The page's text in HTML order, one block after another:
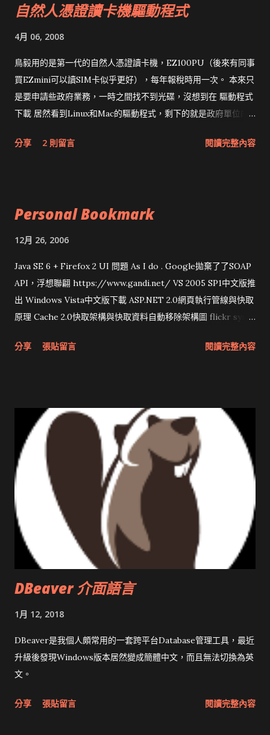
自然人憑證讀卡機驅動程式
4月 06, 2008
鳥毅用的是第一代的自然人憑證讀卡機，EZ100PU（後來有同事
買EZmini可以讀SIM卡似乎更好），每年報稅時用一次。 本來只
是要申請些政府業務，一時之間找不到光碟，沒想到在 驅動程式
下載 居然看到Linux和Mac的驅動程式，剩下的就是政府單位的
分享 2 則留言 閱讀完整內容
Personal Bookmark
12月 26, 2006
Java SE 6 + Firefox 2 UI 問題 As I do . Google拋棄了了SOAP
API，浮想聯翩 https://www.gandi.net/ VS 2005 SP1中文版推
出 Windows Vista中文版下載 ASP.NET 2.0網頁執行管線與快取
原理 Cache 2.0快取架構與快取資料自動移除架構圖 flickr sync
圖治推動改革 Wait and see 國內某SOC疑遭駭客入侵 大砲開講
分享 張貼留言 閱讀完整內容
DBeaver 介面語言
1月 12, 2018
DBeaver是我個人頗常用的一套跨平台Database管理工具，最近
升級後發現Windows版本居然變成簡體中文，而且無法切換為英
文。
分享 張貼留言 閱讀完整內容